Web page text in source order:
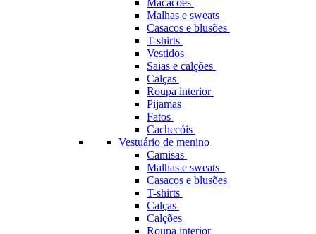
Macacões
Malhas e sweats
Casacos e blusões
T-shirts
Vestidos
Saias e calções
Calças
Roupa interior
Pijamas
Fatos
Cachecóis
Vestuário de menino
Camisas
Malhas e sweats
Casacos e blusões
T-shirts
Calças
Calções
Roupa interior